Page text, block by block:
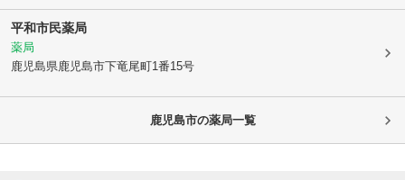
平和市民薬局
薬局
鹿児島県鹿児島市下竜尾町1番15号
鹿児島市の薬局一覧